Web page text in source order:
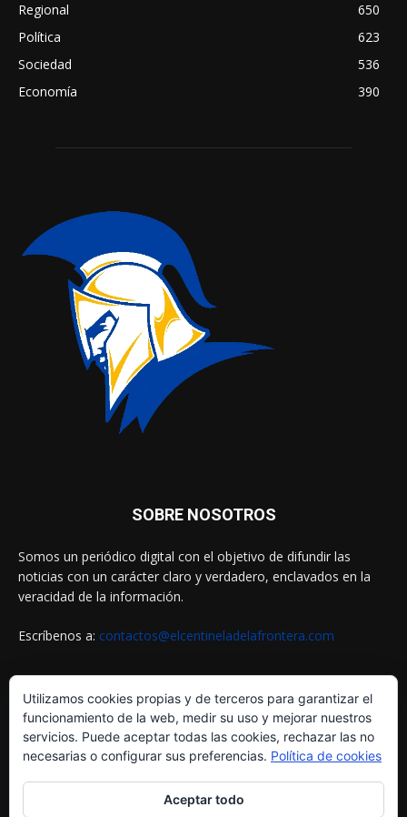
Regional
650
Política
623
Sociedad
536
Economía
390
SOBRE NOSOTROS
Somos un periódico digital con el objetivo de difundir las
noticias con un carácter claro y verdadero, enclavados en la
veracidad de la información.
Escríbenos a: contactos@elcentineladelafrontera.com
SIGUENOS EN
Utilizamos cookies propias y de terceros para garantizar el
funcionamiento de la web, medir su uso y mejorar nuestros
servicios. Puede aceptar todas las cookies, rechazar las no
necesarias o configurar sus preferencias. Política de cookies
Aceptar todo